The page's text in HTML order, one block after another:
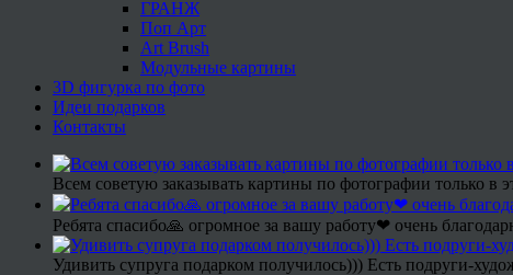
ГРАНЖ
Поп Арт
Art Brush
Модульные картины
3D фигурка по фото
Идеи подарков
Контакты
Всем советую заказывать картины по фотографии только в
Ребята спасибо🙏 огромное за вашу работу❤ очень
Удивить супруга подарком получилось))) Есть подруги-